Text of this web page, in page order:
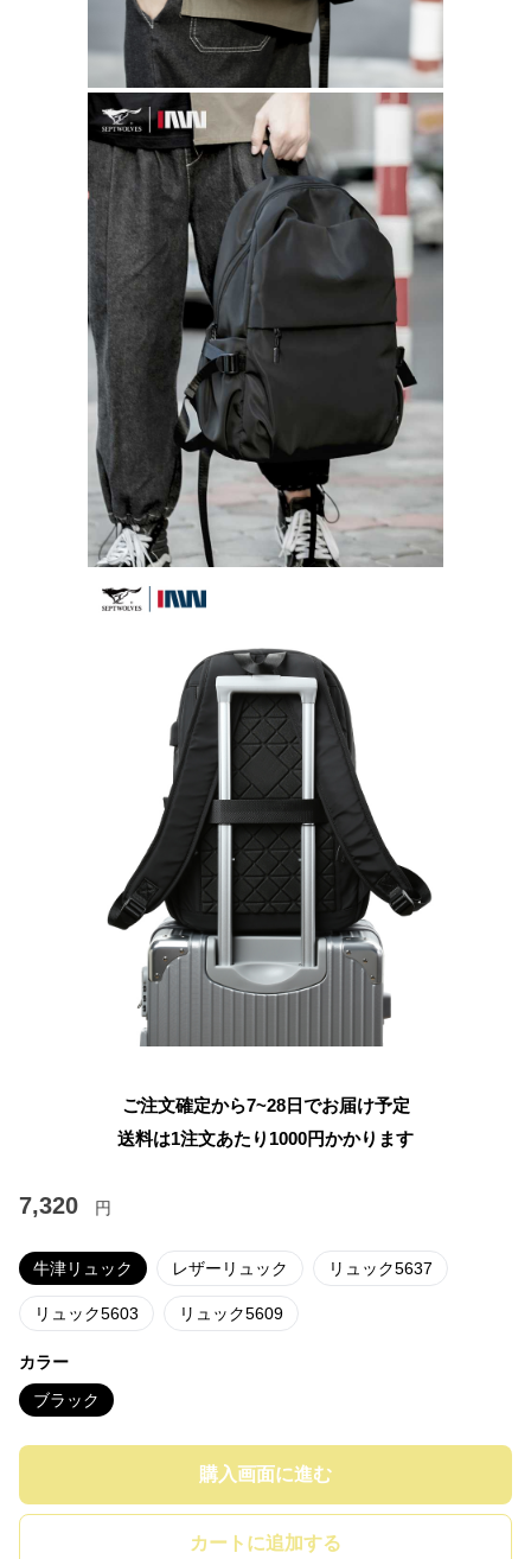
ご注文確定から7~28日でお届け予定
送料は1注文あたり 1000円かかります
7,320 円
牛津リュック レザーリュック リュック5637
リュック5603 リュック5609
カラー
ブラック
購入画面に進む
カートに追加する